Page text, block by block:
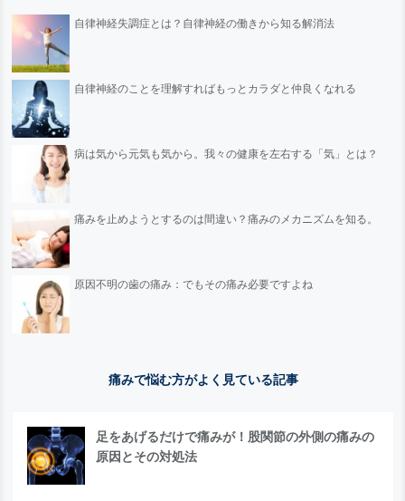
自律神経失調症とは？自律神経の働きから知る解消法
自律神経のことを理解すればもっとカラダと仲良くなれる
病は気から元気も気から。我々の健康を左右する「気」とは？
痛みを止めようとするのは間違い？痛みのメカニズムを知る。
原因不明の歯の痛み：でもその痛み必要ですよね
痛みで悩む方がよく見ている記事
足をあげるだけで痛みが！股関節の外側の痛みの
原因とその対処法